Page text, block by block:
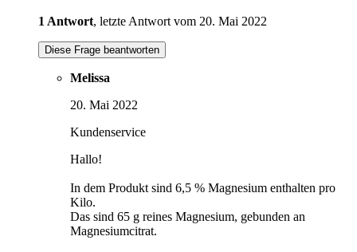
1 Antwort, letzte Antwort vom 20. Mai 2022
Diese Frage beantworten
Melissa
20. Mai 2022
Kundenservice
Hallo!
In dem Produkt sind 6,5 % Magnesium enthalten pro
Kilo.
Das sind 65 g reines Magnesium, gebunden an
Magnesiumcitrat.